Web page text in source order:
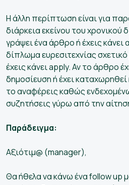
Η άλλη περίπτωση είναι για
διάρκεια εκείνου του χρονικού
γράψει ένα άρθρο ή έχεις κάνει
δίπλωμα ευρεσιτεχνίας
έχεις κάνει apply. Αν το άρθρο
δημοσίευση ή έχει
το αναφέρεις καθώς
συζητήσεις γύρω από την
Παράδειγμα:
Αξιότιμ@ (manager),
Θα ήθελα να κάνω ένα follow up